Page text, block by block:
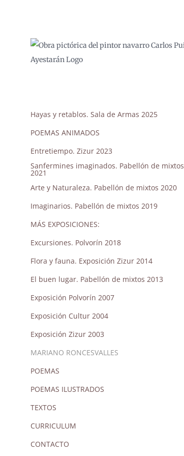
Hayas y retablos. Sala de Armas 2025
POEMAS ANIMADOS
Entretiempo. Zizur 2023
Sanfermines imaginados. Pabellón de mixtos
2021
Arte y Naturaleza. Pabellón de mixtos 2020
Imaginarios. Pabellón de mixtos 2019
MÁS EXPOSICIONES:
Excursiones. Polvorín 2018
Flora y fauna. Exposición Zizur 2014
El buen lugar. Pabellón de mixtos 2013
Exposición Polvorín 2007
Exposición Cultur 2004
Exposición Zizur 2003
MARIANO RONCESVALLES
POEMAS
POEMAS ILUSTRADOS
TEXTOS
CURRICULUM
CONTACTO